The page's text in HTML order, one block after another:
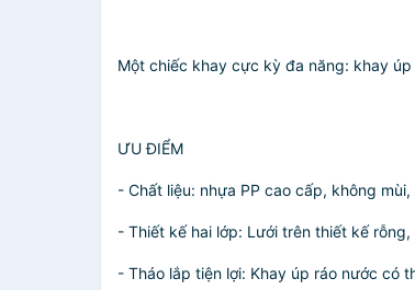
Một chiếc khay cực kỳ đa năng: khay
ƯU ĐIỂM
- Chất liệu: nhựa PP cao cấp, không
- Thiết kế hai lớp: Lưới trên thiết kế
- Tháo lắp tiện lợi: Khay úp ráo nước có